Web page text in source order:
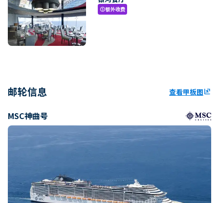
paid额外收费
邮轮信息 查看甲板图ungroup
MSC神曲号